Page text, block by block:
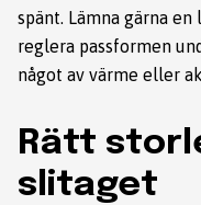
spänt. Lämna gärna
reglera passformen
något av värme eller
Rätt
slitaget